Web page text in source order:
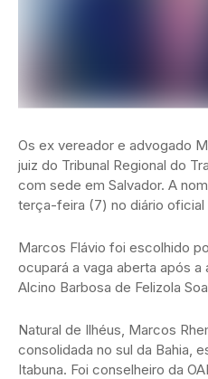
Os ex vereador e advogado
juiz do Tribunal Regional do
com sede em Salvador. A
terça-feira (7) no diário oficial
Marcos Flávio foi escolhido
ocupará a vaga aberta após
Alcino Barbosa de Felizola
Natural de Ilhéus, Marcos
consolidada no sul da Bahia,
Itabuna. Foi conselheiro da